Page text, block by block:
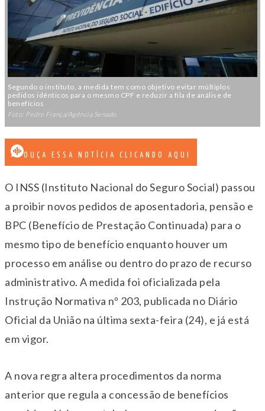
Segundo o instituto, a medida tem como objetivo evitar múltiplos
pedidos idênticos para o mesmo CPF e reduzir a fila de análise de
benefícios
Foto: Pedro França/Agência Senado
OUÇA ESSA NOTÍCIA CLICANDO AQUI
O INSS (Instituto Nacional do Seguro Social) passou
a proibir novos pedidos de aposentadoria, pensão e
BPC (Benefício de Prestação Continuada) para o
mesmo tipo de benefício enquanto houver um
processo em análise ou dentro do prazo de recurso
administrativo. A medida foi oficializada pela
Instrução Normativa nº 203, publicada no Diário
Oficial da União na última sexta-feira (24), e já está
em vigor.
A nova regra altera procedimentos da norma
anterior que regula a concessão de benefícios